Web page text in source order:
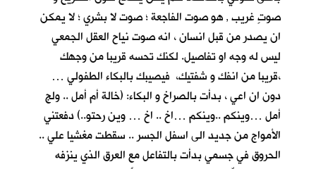
صوتٍ غريب , هو صوت الفاجعة ؛ صوت لا بشري ؛ لا يمكن
ان يصدر من قبل انسان ، انه صوت نياح العقل الجمعي
ليس له وجه او تفاصيل. لكنك تحسه قريبا من وجهك
،قريبا من انفك و شفتيك، فيصيبك بالبكاء الطفولي …
دون ان اعي ، بدأت بالصراخ و البكاء: (خالة أم أمل .. ولج
أمل …وينكم ..وينكم …اخ .. اخ … وين رحتو..) دفعتني
الأمواج من جديد الى اسفل الجسر .. سقطت مغشيا علي ..
الحروق في جسمي بدأت بالتفاعل مع العرق الذي ينزفه